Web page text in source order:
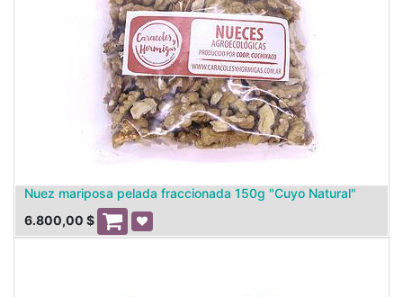
Nuez mariposa pelada fraccionada 150g "Cuyo Natural"
6.800,00 $